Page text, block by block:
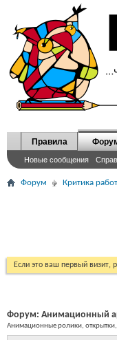
Правила
Новые сообщения
Форум Критика работ
Если это ваш первый визит,
Форум: Анимационный
Анимационные ролики,